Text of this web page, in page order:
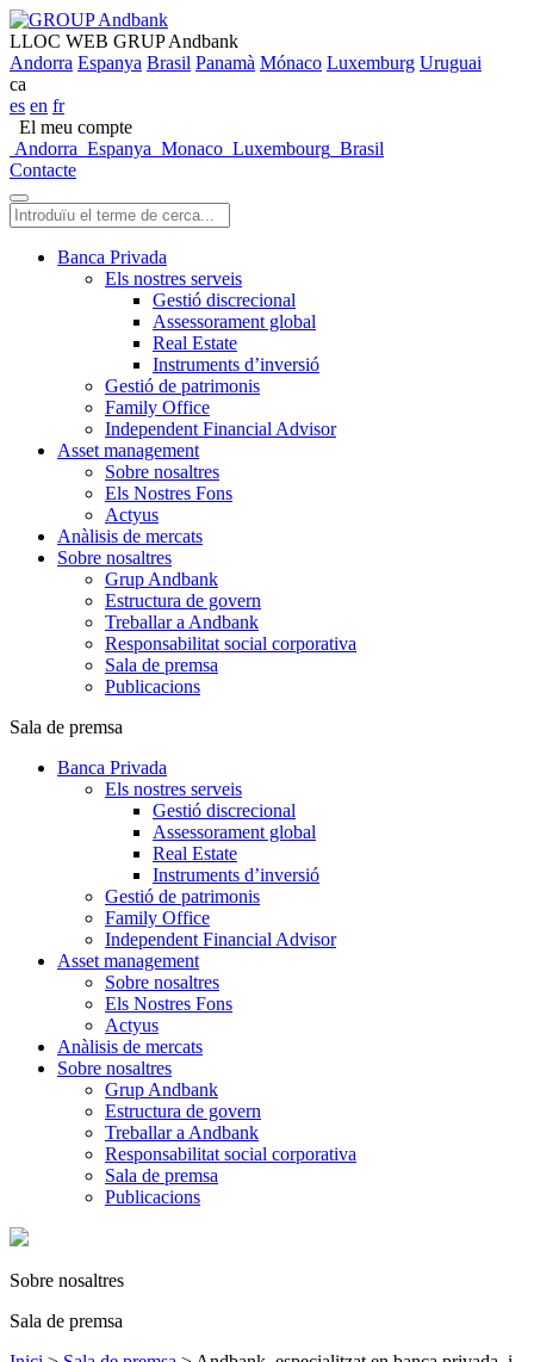
LLOC WEB GRUP Andbank
Andorra Espanya Brasil Panamà Mónaco Luxemburg Uruguai
ca
es en fr
El meu compte
Andorra Espanya Monaco Luxembourg Brasil
Contacte
Banca Privada
Els nostres serveis
Gestió discrecional
Assessorament global
Real Estate
Instruments d’inversió
Gestió de patrimonis
Family Office
Independent Financial Advisor
Asset management
Sobre nosaltres
Els Nostres Fons
Actyus
Anàlisis de mercats
Sobre nosaltres
Grup Andbank
Estructura de govern
Treballar a Andbank
Responsabilitat social corporativa
Sala de premsa
Publicacions
Sala de premsa
Banca Privada
Els nostres serveis
Gestió discrecional
Assessorament global
Real Estate
Instruments d’inversió
Gestió de patrimonis
Family Office
Independent Financial Advisor
Asset management
Sobre nosaltres
Els Nostres Fons
Actyus
Anàlisis de mercats
Sobre nosaltres
Grup Andbank
Estructura de govern
Treballar a Andbank
Responsabilitat social corporativa
Sala de premsa
Publicacions
Sobre nosaltres
Sala de premsa